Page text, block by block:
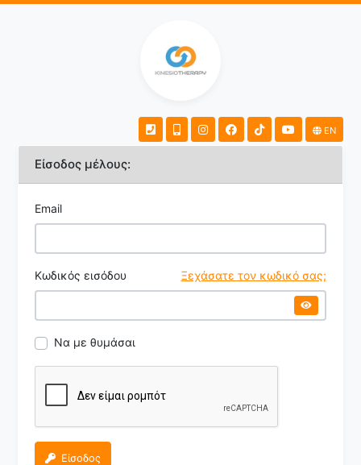
EN
Είσοδος μέλους:
Email
Κωδικός εισόδου Ξεχάσατε τον κωδικό σας;
Να με θυμάσαι
Είσοδος